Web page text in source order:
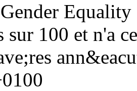
100 et n'a